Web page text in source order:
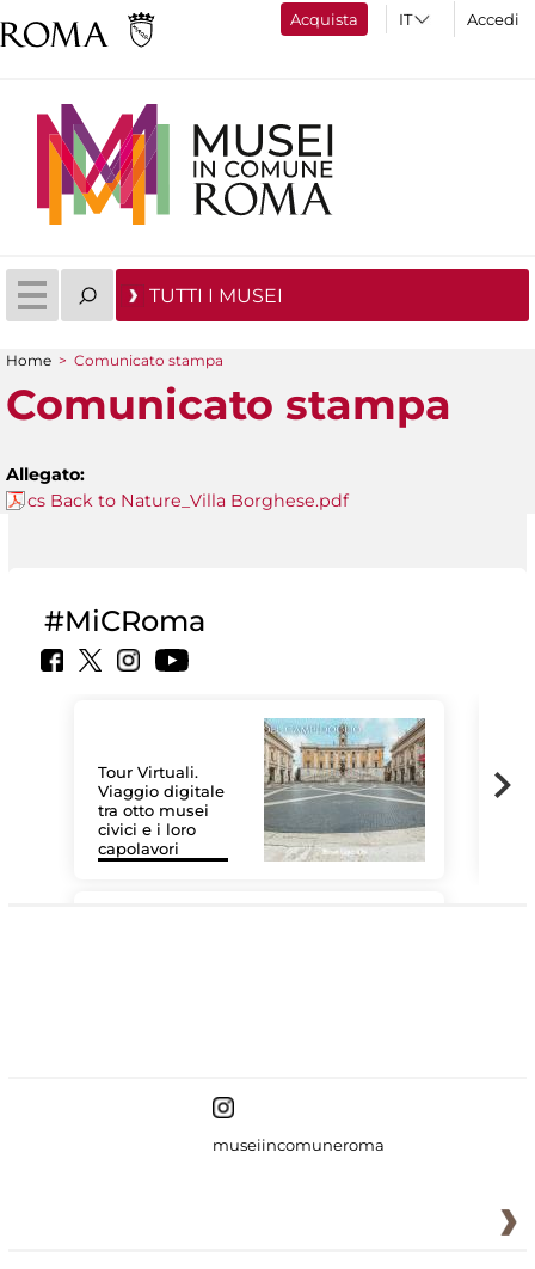
Acquista Accedi
TUTTI I MUSEI
Tu sei qui
Home > Comunicato stampa
Comunicato stampa
Allegato:
cs Back to Nature_Villa Borghese.pdf
#MiCRoma
Tour Virtuali.
Viaggio digitale
tra otto musei
civici e i loro
capolavori
museiincomuneroma